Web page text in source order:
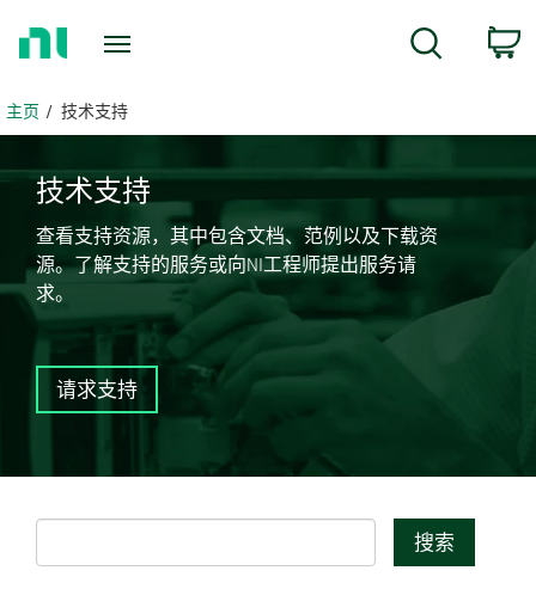
页主页 技术支持
技术支持
查看支持资源，其中包含文档、范例以及下载资
源。了解支持的服务或向NI工程师提出服务请
求。
请求支持
搜索